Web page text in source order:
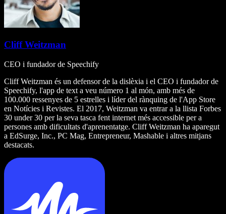
Cliff Weitzman
CEO i fundador de Speechify
Cliff Weitzman és un defensor de la dislèxia i el CEO i fundador de
Speechify, l'app de text a veu número 1 al món, amb més de
100.000 ressenyes de 5 estrelles i líder del rànquing de l'App Store
en Notícies i Revistes. El 2017, Weitzman va entrar a la llista Forbes
30 under 30 per la seva tasca fent internet més accessible per a
persones amb dificultats d'aprenentatge. Cliff Weitzman ha aparegut
a EdSurge, Inc., PC Mag, Entrepreneur, Mashable i altres mitjans
destacats.